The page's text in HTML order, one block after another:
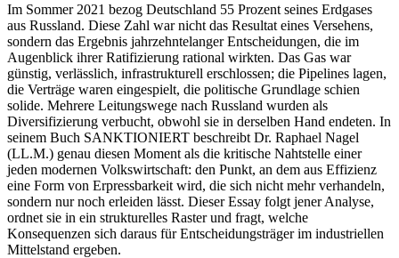
Im Sommer 2021 bezog Deutschland 55 Prozent seines Erdgases
aus Russland. Diese Zahl war nicht das Resultat eines Versehens,
sondern das Ergebnis jahrzehntelanger Entscheidungen, die im
Augenblick ihrer Ratifizierung rational wirkten. Das Gas war
günstig, verlässlich, infrastrukturell erschlossen; die Pipelines lagen,
die Verträge waren eingespielt, die politische Grundlage schien
solide. Mehrere Leitungswege nach Russland wurden als
Diversifizierung verbucht, obwohl sie in derselben Hand endeten. In
seinem Buch SANKTIONIERT beschreibt Dr. Raphael Nagel
(LL.M.) genau diesen Moment als die kritische Nahtstelle einer
jeden modernen Volkswirtschaft: den Punkt, an dem aus Effizienz
eine Form von Erpressbarkeit wird, die sich nicht mehr verhandeln,
sondern nur noch erleiden lässt. Dieser Essay folgt jener Analyse,
ordnet sie in ein strukturelles Raster und fragt, welche
Konsequenzen sich daraus für Entscheidungsträger im industriellen
Mittelstand ergeben.